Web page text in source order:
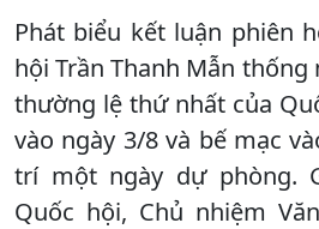
Phát biểu kết luận phiên
hội Trần Thanh Mẫn thống
thường lệ thứ nhất của
vào ngày 3/8 và bế mạc
trí một ngày dự phòng.
Quốc hội, Chủ nhiệm